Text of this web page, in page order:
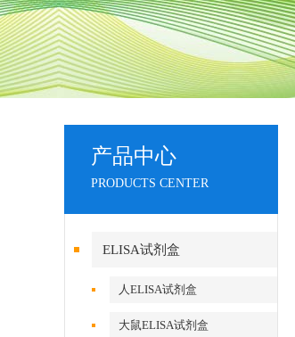
产品中心
PRODUCTS CENTER
ELISA试剂盒
人ELISA试剂盒
大鼠ELISA试剂盒